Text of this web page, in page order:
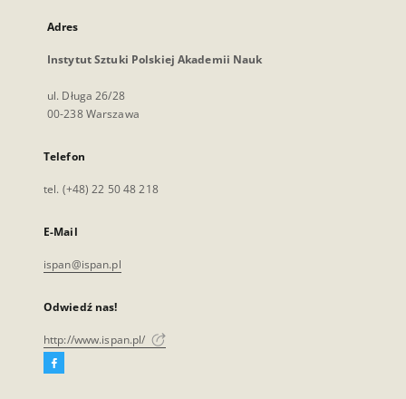
Adres
Instytut Sztuki Polskiej Akademii Nauk
ul. Długa 26/28
00-238 Warszawa
Telefon
tel. (+48) 22 50 48 218
E-Mail
ispan@ispan.pl
Odwiedź nas!
http://www.ispan.pl/
Facebook